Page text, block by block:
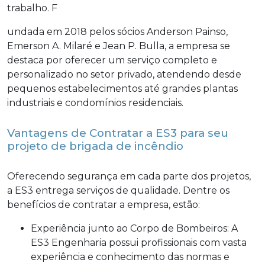
trabalho. F
undada em 2018 pelos sócios Anderson Painso,
Emerson A. Milaré e Jean P. Bulla, a empresa se
destaca por oferecer um serviço completo e
personalizado no setor privado, atendendo desde
pequenos estabelecimentos até grandes plantas
industriais e condomínios residenciais.
Vantagens de Contratar a ES3 para seu
projeto de brigada de incêndio
Oferecendo segurança em cada parte dos projetos,
a ES3 entrega serviços de qualidade. Dentre os
benefícios de contratar a empresa, estão:
Experiência junto ao Corpo de Bombeiros: A
ES3 Engenharia possui profissionais com vasta
experiência e conhecimento das normas e